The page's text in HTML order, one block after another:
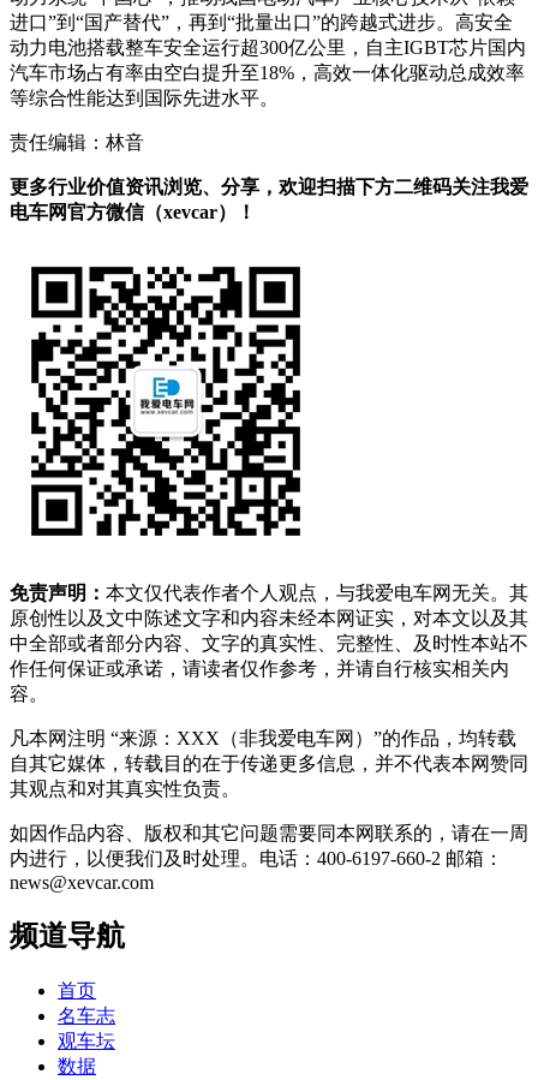
进口”到“国产替代”，再到“批量出口”的跨越式进步。高安全
动力电池搭载整车安全运行超300亿公里，自主IGBT芯片国内
汽车市场占有率由空白提升至18%，高效一体化驱动总成效率
等综合性能达到国际先进水平。
责任编辑：林音
更多行业价值资讯浏览、分享，欢迎扫描下方二维码关注我爱
电车网官方微信（xevcar）！
免责声明： 本文仅代表作者个人观点，与我爱电车网无关。其
原创性以及文中陈述文字和内容未经本网证实，对本文以及其
中全部或者部分内容、文字的真实性、完整性、及时性本站不
作任何保证或承诺，请读者仅作参考，并请自行核实相关内
容。
凡本网注明 “来源：XXX（非我爱电车网）”的作品，均转载
自其它媒体，转载目的在于传递更多信息，并不代表本网赞同
其观点和对其真实性负责。
如因作品内容、版权和其它问题需要同本网联系的，请在一周
内进行，以便我们及时处理。电话：400-6197-660-2 邮箱：
news@xevcar.com
频道导航
首页
名车志
观车坛
数据